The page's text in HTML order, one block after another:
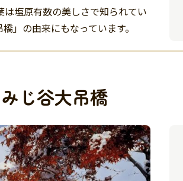
は塩原有数の美しさで知られてい
」の由来にもなっています。
じ谷大吊橋